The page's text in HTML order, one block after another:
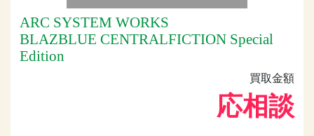
ARC SYSTEM WORKS
BLAZBLUE CENTRALFICTION Special
Edition
買取金額
応相談